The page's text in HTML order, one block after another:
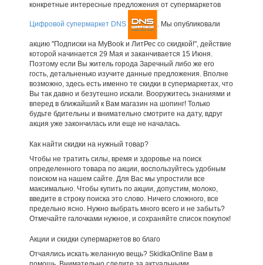
конкретные интересные предложения от супермаркетов
Цифровой супермаркет DNS . Мы опубликовали
акцию "Подписки на MyBook и ЛитРес со скидкой!", действие
которой начинается 29 Мая и заканчивается 15 Июня.
Поэтому если Вы житель города Заречный либо же его
гость, детальненько изучите данные предложения. Вполне
возможно, здесь есть именно те скидки в супермаркетах, что
Вы так давно и безутешно искали. Вооружитесь знаниями и
вперед в ближайший к Вам магазин на шопинг! Только
будьте бдительны и внимательно смотрите на дату, вдруг
акция уже закончилась или еще не началась.
Как найти скидки на нужный товар?
Чтобы не тратить силы, время и здоровье на поиск
определенного товара по акции, воспользуйтесь удобным
поиском на нашем сайте. Для Вас мы упростили все
максимально. Чтобы купить по акции, допустим, молоко,
введите в строку поиска это слово. Ничего сложного, все
предельно ясно. Нужно выбрать много всего и не забыть?
Отмечайте галочками нужное, и сохраняйте список покупок!
Акции и скидки супермаркетов во благо
Отчаялись искать желанную вещь? SkidkaOnline Вам в